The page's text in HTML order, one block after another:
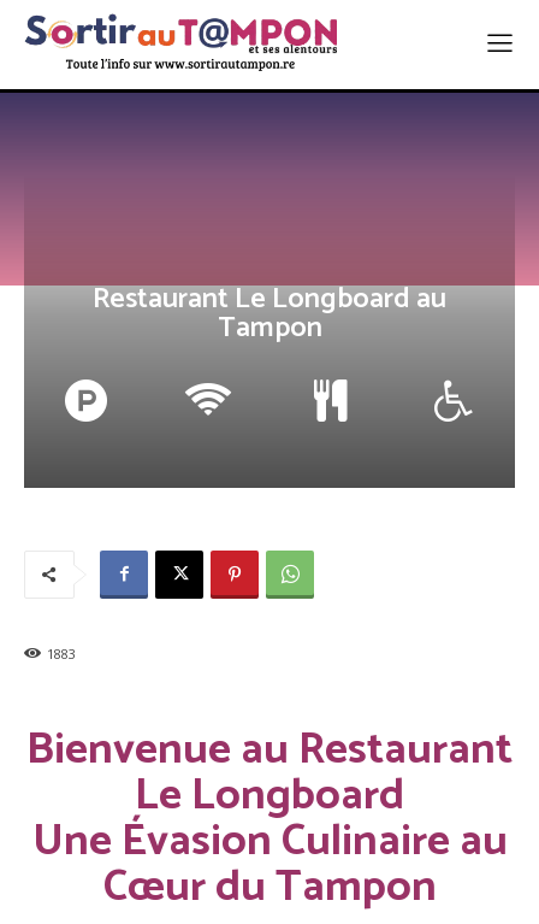
Restaurant Le Longboard au
Tampon
1883
Bienvenue au Restaurant
Le Longboard
Une Évasion Culinaire au
Cœur du Tampon